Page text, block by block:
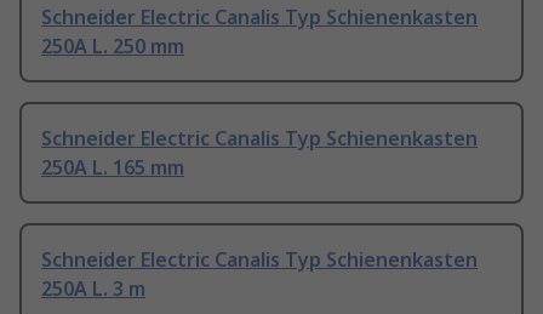
Schneider Electric Canalis Typ Schienenkasten
250A L. 250 mm
Schneider Electric Canalis Typ Schienenkasten
250A L. 165 mm
Schneider Electric Canalis Typ Schienenkasten
250A L. 3 m